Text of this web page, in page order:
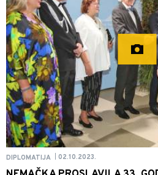
DIPLOMATIJA 02.10.2023.